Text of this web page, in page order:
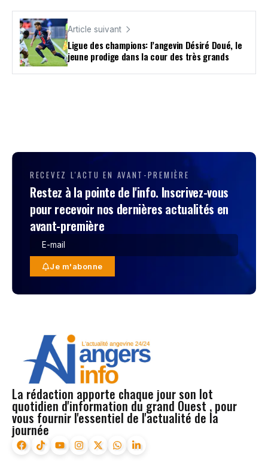
Article suivant
Ligue des champions: l’angevin Désiré Doué, le
jeune prodige dans la cour des très grands
RECEVEZ L'ACTU EN AVANT-PREMIÈRE
Restez à la pointe de l'info. Inscrivez-vous
pour recevoir nos dernières actualités en
avant-première
Je m'abonne
La rédaction apporte chaque jour son lot
quotidien d'information du grand Ouest , pour
vous fournir l'essentiel de l'actualité de la
journée